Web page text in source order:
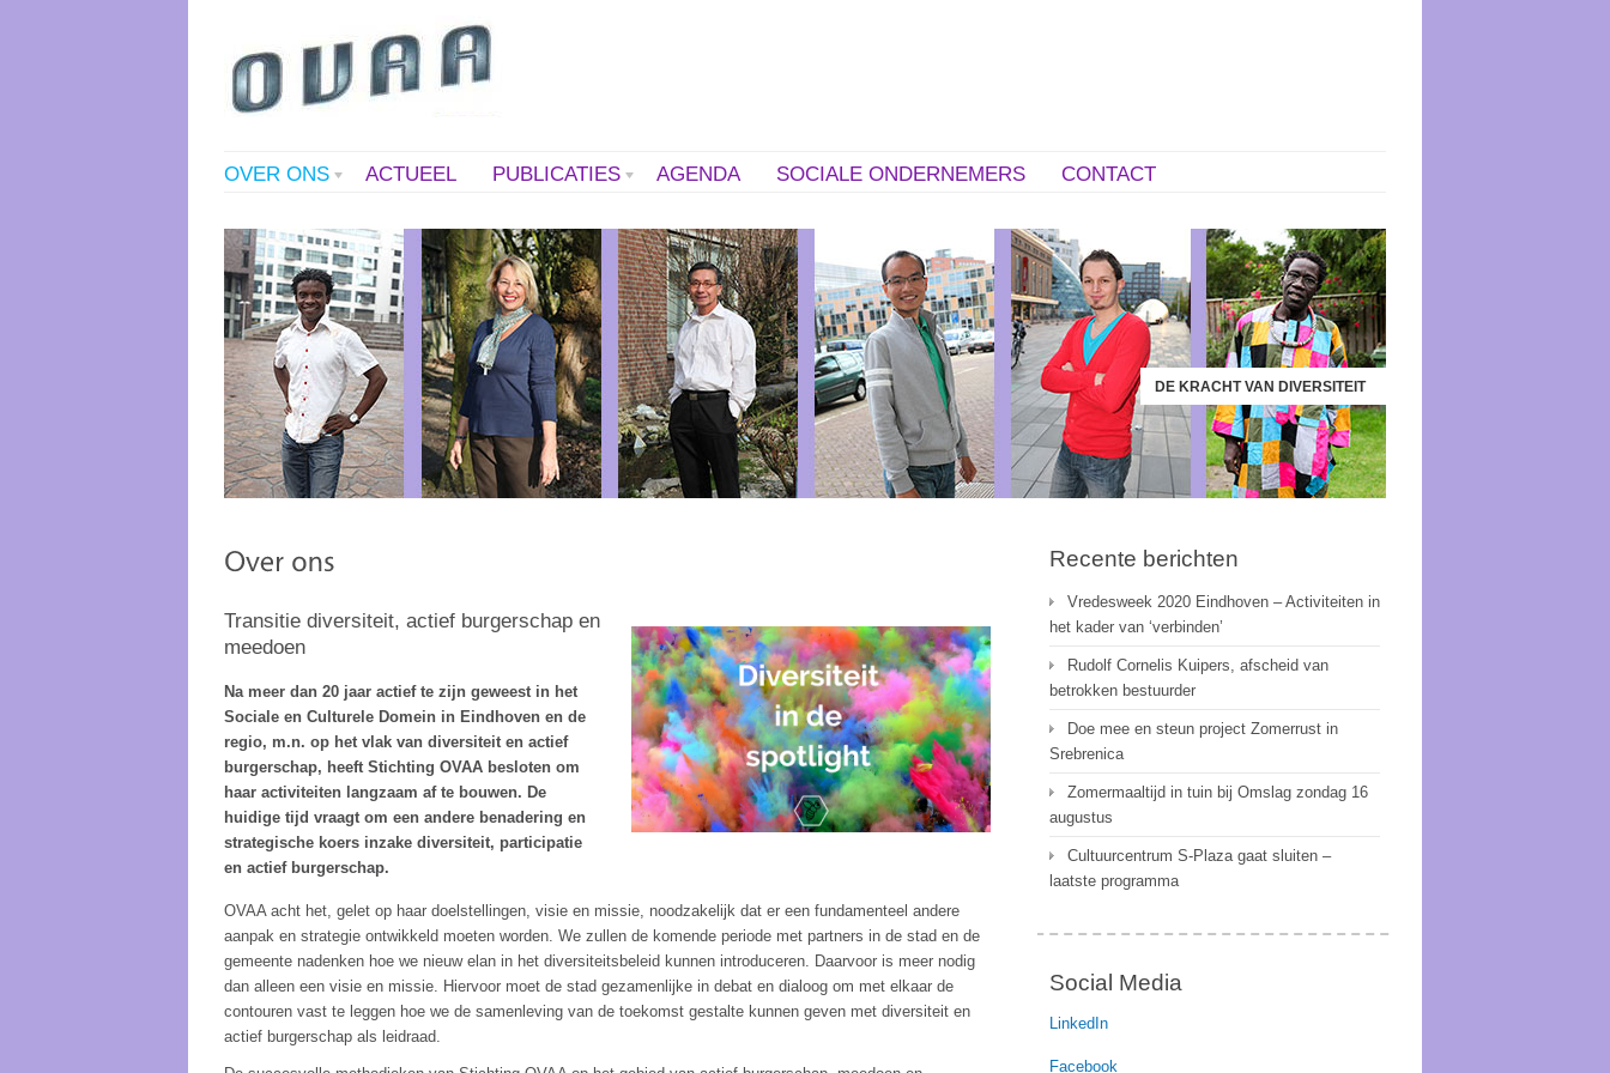
OVER ONS ACTUEEL PUBLICATIES AGENDA SOCIALE ONDERNEMERS CONTACT
DE KRACHT VAN DIVERSITEIT
Transitie diversiteit, actief burgerschap en
meedoen
Na meer dan 20 jaar actief te zijn geweest in het
Sociale en Culturele Domein in Eindhoven en de
regio, m.n. op het vlak van diversiteit en actief
burgerschap, heeft Stichting OVAA besloten om
haar activiteiten langzaam af te bouwen. De
huidige tijd vraagt om een andere benadering en
strategische koers inzake diversiteit, participatie
en actief burgerschap.
OVAA acht het, gelet op haar doelstellingen, visie en missie, noodzakelijk dat er een fundamenteel andere
aanpak en strategie ontwikkeld moeten worden. We zullen de komende periode met partners in de stad en de
gemeente nadenken hoe we nieuw elan in het diversiteitsbeleid kunnen introduceren. Daarvoor is meer nodig
dan alleen een visie en missie. Hiervoor moet de stad gezamenlijke in debat en dialoog om met elkaar de
contouren vast te leggen hoe we de samenleving van de toekomst gestalte kunnen geven met diversiteit en
actief burgerschap als leidraad.
Recente berichten
Vredesweek 2020 Eindhoven – Activiteiten in
het kader van ‘verbinden’
Rudolf Cornelis Kuipers, afscheid van
betrokken bestuurder
Doe mee en steun project Zomerrust in
Srebrenica
Zomermaaltijd in tuin bij Omslag zondag 16
augustus
Cultuurcentrum S-Plaza gaat sluiten –
laatste programma
Social Media
LinkedIn
Facebook